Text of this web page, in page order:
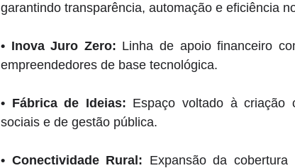
garantindo transparência, automação e eficiência
• Inova Juro Zero: Linha de apoio financeiro
empreendedores de base tecnológica.
• Fábrica de Ideias: Espaço voltado à criação
sociais e de gestão pública.
• Conectividade Rural: Expansão da